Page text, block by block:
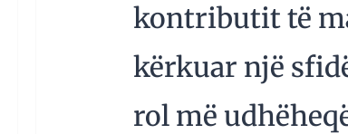
kontributit të
kërkuar një
rol më